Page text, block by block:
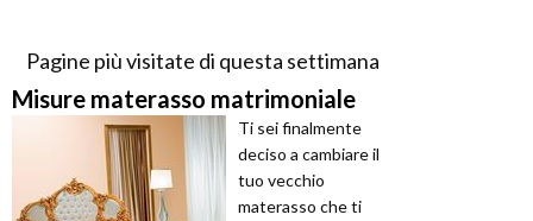
Pagine più visitate di questa settimana
Misure materasso matrimoniale
Ti sei finalmente
deciso a cambiare il
tuo vecchio
materasso che ti